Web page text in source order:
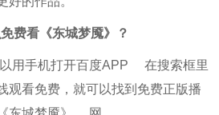
费看《东城梦魇》？
用手机打开百度APP
在搜索框里
观看免费，就可以找到免费正版播